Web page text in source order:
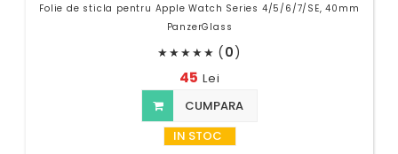
Folie de sticla pentru Apple Watch Series 4/5/6/7/SE, 40mm
PanzerGlass
★★★★★ (0)
45 Lei
CUMPARA
IN STOC